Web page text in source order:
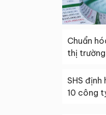
Chuẩn
thị
SHS
10 công